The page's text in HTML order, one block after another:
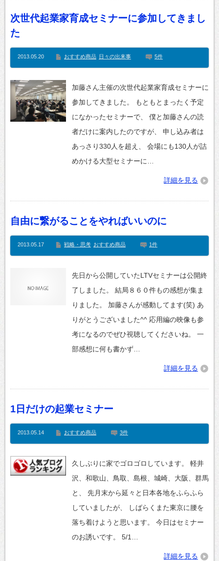
次世代起業家育成セミナーに参加してきまし
た
2013.05.20 おすすめ商品 日々の出来事 5件
加藤さん主催の次世代起業家育成セミナーに
参加してきました。 もともとまったく予定
になかったセミナーで、 僕と加藤さんの読
者だけに案内したのですが、 申し込み者は
あっさり330人を超え、 会場にも130人が詰
めかける大型セミナーに…
詳細を見る
自由に繋がることをやればいいのに
2013.05.17 戦略・思考 おすすめ商品 1件
先日から公開していたLTVセミナーは公開終
了しました。 結局８６０件もの感想が集ま
りました。 加藤さんが感動してます(笑) あ
りがとうございました^^ 応用編の映像も参
考になるのでぜひ視聴してくださいね。 一
部感想に何も書かず…
詳細を見る
1日だけの起業セミナー
2013.05.14 おすすめ商品 3件
久しぶりに家でゴロゴロしています。 軽井
沢、和歌山、鳥取、島根、城崎、大阪、群馬
と、 先月末から延々と日本各地をふらふら
していましたが、 しばらくまた東京に腰を
落ち着けようと思います。 今日はセミナー
のお誘いです。 5/1…
詳細を見る